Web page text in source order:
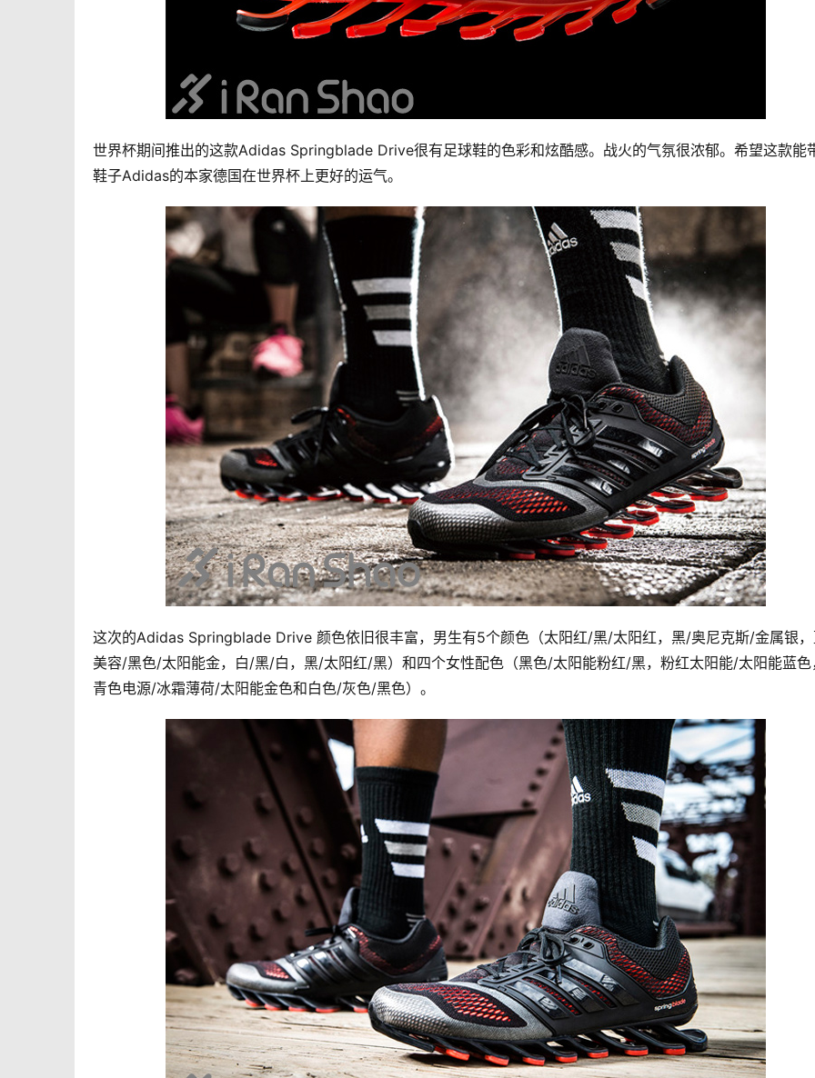
世界杯期间推出的这款Adidas Springblade Drive很有足球鞋的色彩和炫酷感。战火的气氛很浓郁。希望这款能
鞋子Adidas的本家德国在世界杯上更好的运气。
这次的Adidas Springblade Drive 颜色依旧很丰富，男生有5个颜色（太阳红/黑/太阳红，黑/奥尼克斯/金属银
美容/黑色/太阳能金，白/黑/白，黑/太阳红/黑）和四个女性配色（黑色/太阳能粉红/黑，粉红太阳能/太阳能蓝色
青色电源/冰霜薄荷/太阳能金色和白色/灰色/黑色）。